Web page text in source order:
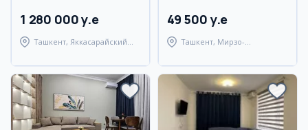
1 280 000 y.e
Ташкент, Яккасарайский
49 500 y.e
Ташкент, Мирзо-